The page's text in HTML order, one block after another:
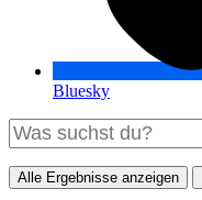
Bluesky
Alle Ergebnisse anzeigen